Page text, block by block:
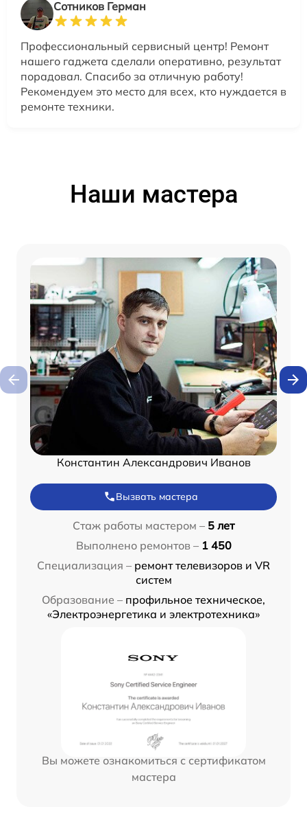
Сотников Герман
Профессиональный сервисный центр! Ремонт
нашего гаджета сделали оперативно, результат
порадовал. Спасибо за отличную работу!
Рекомендуем это место для всех, кто нуждается в
ремонте техники.
Наши мастера
Константин Александрович Иванов
Вызвать мастера
Стаж работы мастером – 5 лет
Выполнено ремонтов – 1 450
Специализация – ремонт телевизоров и VR
систем
Образование – профильное техническое,
«Электроэнергетика и электротехника»
Вы можете ознакомиться с сертификатом
мастера